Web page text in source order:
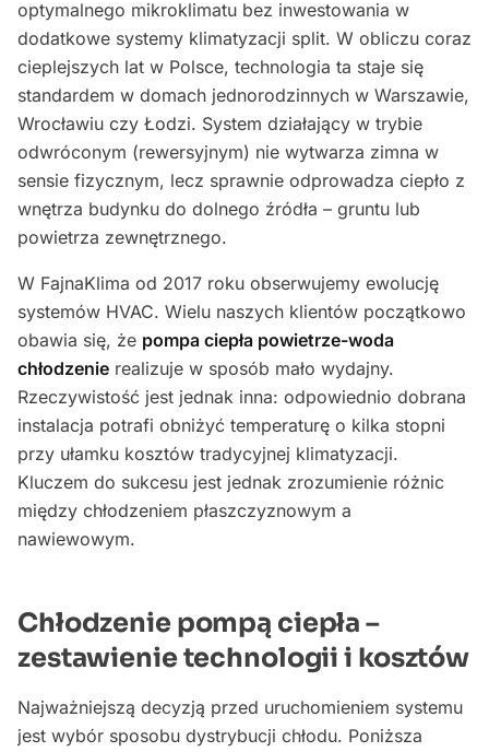
optymalnego mikroklimatu bez inwestowania w
dodatkowe systemy klimatyzacji split. W obliczu coraz
cieplejszych lat w Polsce, technologia ta staje się
standardem w domach jednorodzinnych w Warszawie,
Wrocławiu czy Łodzi. System działający w trybie
odwróconym (rewersyjnym) nie wytwarza zimna w
sensie fizycznym, lecz sprawnie odprowadza ciepło z
wnętrza budynku do dolnego źródła – gruntu lub
powietrza zewnętrznego.
W FajnaKlima od 2017 roku obserwujemy ewolucję
systemów HVAC. Wielu naszych klientów początkowo
obawia się, że pompa ciepła powietrze-woda
chłodzenie realizuje w sposób mało wydajny.
Rzeczywistość jest jednak inna: odpowiednio dobrana
instalacja potrafi obniżyć temperaturę o kilka stopni
przy ułamku kosztów tradycyjnej klimatyzacji.
Kluczem do sukcesu jest jednak zrozumienie różnic
między chłodzeniem płaszczyznowym a
nawiewowym.
Chłodzenie pompą ciepła –
zestawienie technologii i kosztów
Najważniejszą decyzją przed uruchomieniem systemu
jest wybór sposobu dystrybucji chłodu. Poniższa